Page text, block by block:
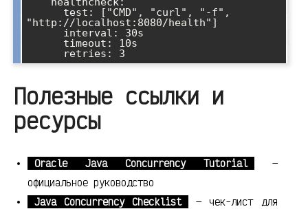
"http://localhost:8080/health"]
Полезные ссылки и
ресурсы
Oracle Java Concurrency Tutorial
—
официальное руководство
Java Concurrency Checklist
— чек-лист для